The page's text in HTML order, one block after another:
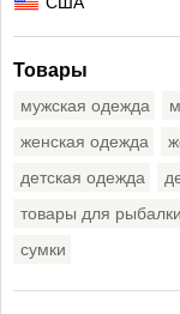
Товары
мужская одежда
женская одежда
детская одежда
товары для рыбалки
сумки